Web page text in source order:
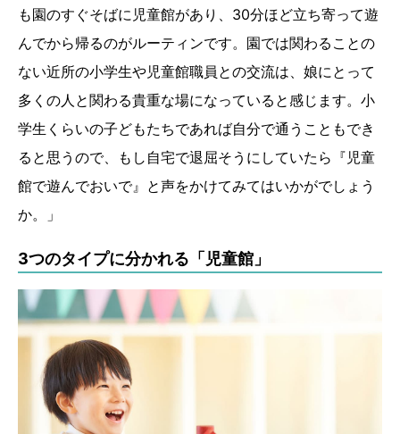
も園のすぐそばに児童館があり、30分ほど立ち寄って遊
んでから帰るのがルーティンです。園では関わることの
ない近所の小学生や児童館職員との交流は、娘にとって
多くの人と関わる貴重な場になっていると感じます。小
学生くらいの子どもたちであれば自分で通うこともでき
ると思うので、もし自宅で退屈そうにしていたら『児童
館で遊んでおいで』と声をかけてみてはいかがでしょう
か。」
3つのタイプに分かれる「児童館」